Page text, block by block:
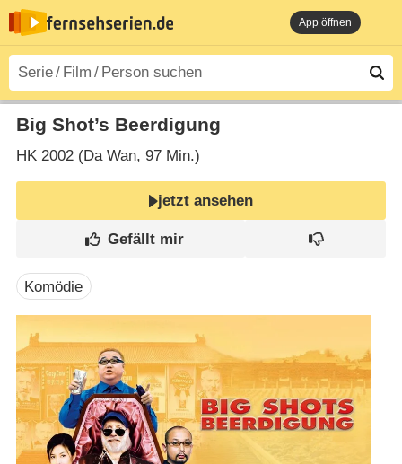
App öffnen
Big Shot’s Beerdigung
HK2002 (Da Wan‎, 97 Min.)
jetzt ansehen
Komödie